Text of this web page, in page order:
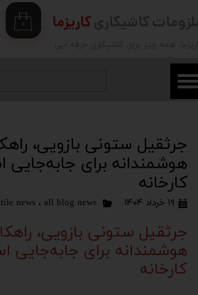
۰
تغییر گذر واژه
سفارشات
کاریزما
جرثقیل ستونی بازویی،
هوشمندانه برای جابه‌جایی
کارخانه
۱۹ خرداد ۱۴۰۴ news ، all blog news
جرثقیل ستونی بازویی،
هوشمندانه برای جابه‌جایی
کارخانه